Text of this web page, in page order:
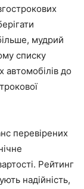
мудрий
списку
до
перевірених
Рейтинг
надійність,